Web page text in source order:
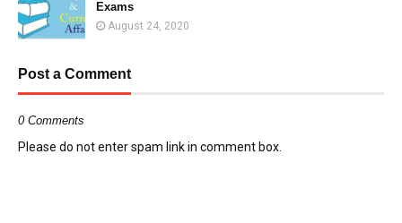
Exams
August 24, 2020
Post a Comment
0 Comments
Please do not enter spam link in comment box.